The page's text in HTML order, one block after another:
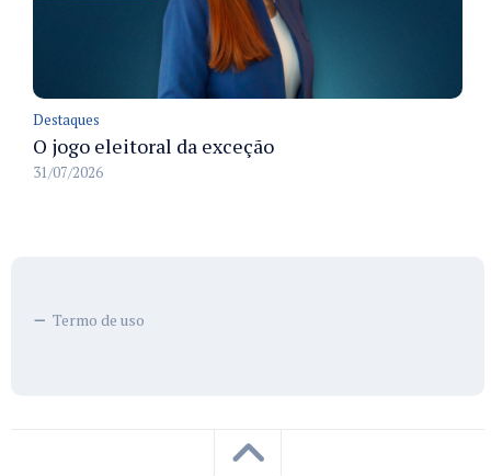
Destaques
O jogo eleitoral da exceção
31/07/2026
Termo de uso